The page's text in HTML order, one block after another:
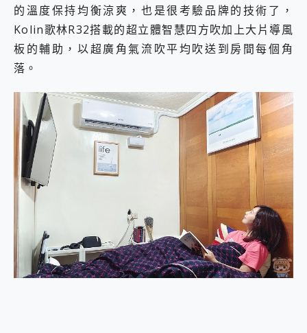
的溫度保持均衡涼爽，也是很考驗品牌的技術了，
Kolin歌林R32搭載的超立體智慧四方吹加上大片導風
板的輔助，以超廣角氣流吹平均吹送到房間每個角
落。